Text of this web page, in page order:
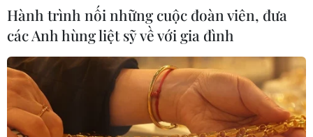
Hành trình nối những cuộc đoàn viên, đưa
các Anh hùng liệt sỹ về với gia đình